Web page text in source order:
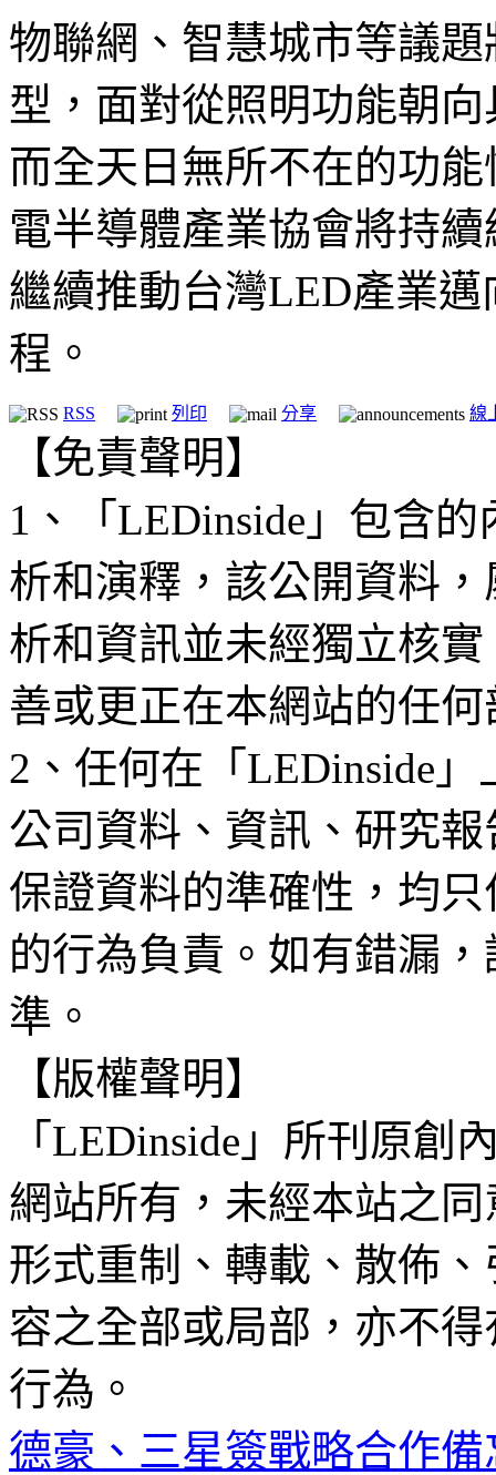
物聯網、智慧城市等議
型，面對從照明功能朝
而全天日無所不在的功
電半導體產業協會將持
繼續推動台灣LED產業
程。
RSS 列印 分享 線
【免責聲明】
1、「LEDinside」包含
析和演釋，該公開資料
析和資訊並未經獨立核
善或更正在本網站的任
2、任何在「LEDinside
公司資料、資訊、研究
保證資料的準確性，均
的行為負責。如有錯漏
準。
【版權聲明】
「LEDinside」所刊原創
網站所有，未經本站之
形式重制、轉載、散佈
容之全部或局部，亦不
行為。
德豪、三星簽戰略合作